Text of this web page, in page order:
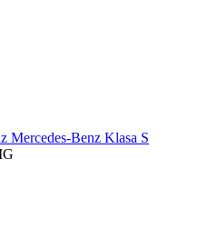
Mercedes-Benz Klasa S